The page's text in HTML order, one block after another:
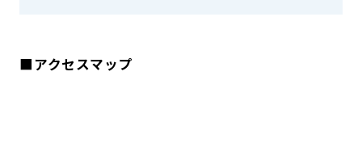
■アクセスマップ